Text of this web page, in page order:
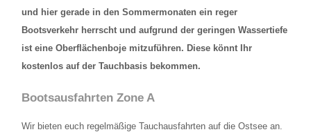
Steingarten
Schülerboje
und hier gerade in den Sommermonaten ein reger
Bootsverkehr herrscht und aufgrund der geringen Wassertiefe
ist eine Oberflächenboje mitzuführen. Diese könnt Ihr
kostenlos auf der Tauchbasis bekommen.
Bootsausfahrten Zone A
Wir bieten euch regelmäßige Tauchausfahrten auf die Ostsee an.